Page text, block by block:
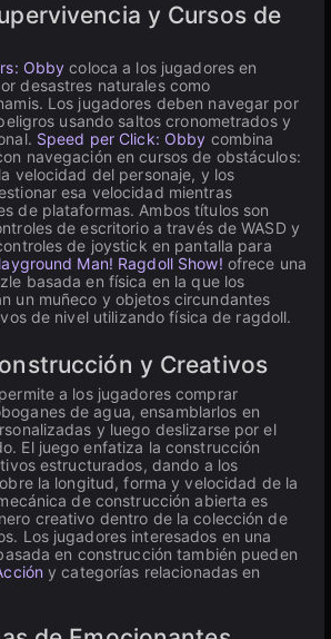
y Cursos de
Obby coloca a los jugadores en
desastres naturales como
Los jugadores deben navegar por
usando saltos cronometrados y
Speed per Click: Obby combina
navegación en cursos de obstáculos:
velocidad del personaje, y los
esa velocidad mientras
de plataformas. Ambos títulos son
de escritorio a través de WASD y
de joystick en pantalla para
Man! Ragdoll Show! ofrece una
basada en física en la que los
un muñeco y objetos circundantes
de nivel utilizando física de ragdoll.
y Creativos
permite a los jugadores comprar
de agua, ensamblarlos en
y luego deslizarse por el
El juego enfatiza la construcción
estructurados, dando a los
la longitud, forma y velocidad de la
de construcción abierta es
creativo dentro de la colección de
Los jugadores interesados en una
en construcción también pueden
y categorías relacionadas en